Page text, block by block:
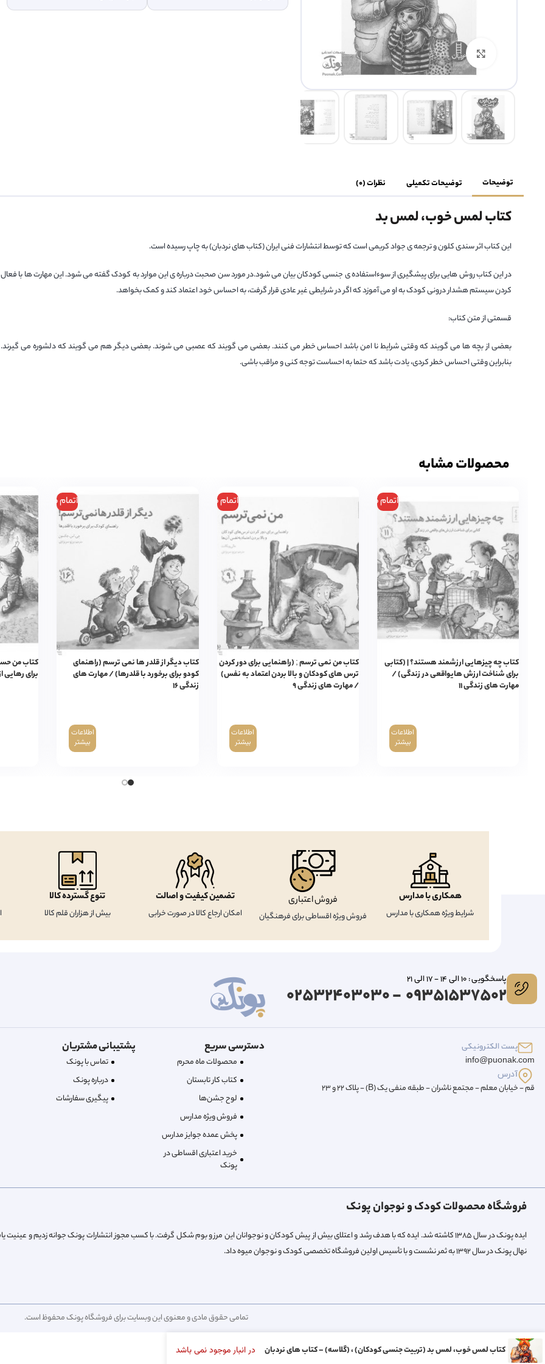
بزرگنمایی تصویر
توضیحات توضیحات تکمیلی نظرات (0)
کتاب لمس خوب، لمس بد
این کتاب اثر سندی کلون و ترجمه ی جواد کریمی است که توسط انتشارات فنی ایران (کتاب های نردبان) به چاپ رسیده است.
در این کتاب روش هایی برای پیشگیری از سوءاستفاده ی جنسی کودکان بیان می شود.در مورد سن صحبت درباره ی این موارد به کودک گفته می شود. این مهارت ها با فعال
کردن سیستم هشدار درونی کودک به او می آموزد که اگر در شرایطی غیر عادی قرار گرفت، به احساس خود اعتماد کند و کمک بخواهد.
قسمتی از متن کتاب:
بعضی از بچه ها می گویند که وقتی شرایط نا امن باشد احساس خطر می کنند. بعضی می گویند که عصبی می شوند. بعضی دیگر هم می گویند که دلشوره می گیرند.
بنابراین وقتی احساس خطر کردی، یادت باشد که حتما به احساست توجه کنی و مراقب باشی.
محصولات مشابه
اتمام موجودی
کتاب چه چیزهایی ارزشمند هستند؟ | (کتابی
برای شناخت ارزش هایواقعی در زندگی) /
مهارت های زندگی ۱۱
اطلاعات
بیشتر
اتمام موجودی
کتاب من نمی ترسم ; (راهنمایی برای دور کردن
ترس های کودکان و بالا بردن اعتماد به نفس)
/ مهارت های زندگی ۹
اطلاعات
بیشتر
اتمام موجودی
کتاب دیگر از قلدر ها نمی ترسم (راهنمای
کودو برای برخورد با قلدرها) / مهارت های
زندگی ۱۶
اطلاعات
بیشتر
کتاب من
برای رهایی
همکاری با مدارس
شرایط ویژه همکاری با مدارس
فروش اعتباری
فروش ویژه اقساطی برای فرهنگیان
تضمین کیفیت و اصالت
امکان ارجاع کالا در صورت خرابی
تنوع گسترده کالا
بیش از هزاران قلم کالا
پاسخگویی : 10 الی 14 - 17 الی 21
09351537502 - 02532403030
پست الکترونیکی
info@puonak.com
آدرس
قم - خیابان معلم - مجتمع ناشران - طبقه منفی یک (B) - پلاک 22 و 23
دسترسی سریع
محصولات ماه محرم
کتاب کار تابستان
لوح جشن‌ها
فروش ویژه مدارس
پخش عمده جوایز مدارس
خرید اعتباری اقساطی در
پونک
پشتیبانی مشتریان
تماس با پونک
درباره‌ پونک
پیگیری سفارشات
فروشگاه محصولات کودک و نوجوان پونک
ایده پونک در سال ۱۳۸۵ کاشته شد. ایده که با هدف رشد و اعتلای بیش از پیش کودکان و نوجوانان این مرز و بوم شکل گرفت. با کسب مجوز انتشارات پونک جوانه زدیم و عینیت
نهال پونک در سال ۱۳۹۲ به ثمر نشست و با تأسیس اولین فروشگاه تخصصی کودک و نوجوان میوه داد.
تمامی حقوق مادی و معنوی این وبسایت برای فروشگاه پونک محفوظ است.
کتاب لمس خوب، لمس بد (تربیت جنسی کودکان) ، (گلاسه) – کتاب های نردبان در انبار موجود نمی باشد